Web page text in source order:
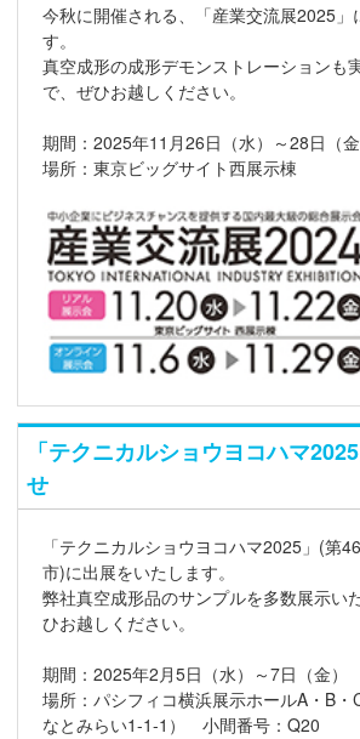
今秋に開催される、「産業交流展2025」
す。
真空成形の成形デモンストレーションも
で、ぜひお越しください。
期間：2025年11月26日（水）～28日（
場所：東京ビッグサイト西展示棟
「テクニカルショウヨコハマ
せ
「テクニカルショウヨコハマ2025」(第
市)に出展をいたします。
弊社真空成形品のサンプルを多数展示い
ひお越しください。
期間：2025年2月5日（水）～7日（金）
場所：パシフィコ横浜展示ホールA・B・
なとみらい1-1-1） 小間番号：Q20